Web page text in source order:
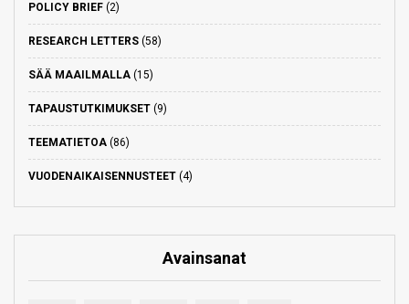
POLICY BRIEF (2)
RESEARCH LETTERS (58)
SÄÄ MAAILMALLA (15)
TAPAUSTUTKIMUKSET (9)
TEEMATIETOA (86)
VUODENAIKAISENNUSTEET (4)
Avainsanat